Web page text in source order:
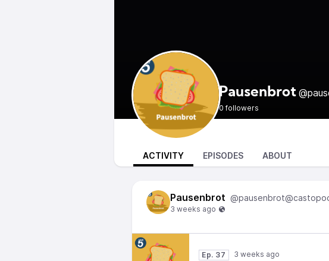
Pausenbrot
0 followers
ACTIVITY EPISODES ABOUT
Pausenbrot
Ep. 37